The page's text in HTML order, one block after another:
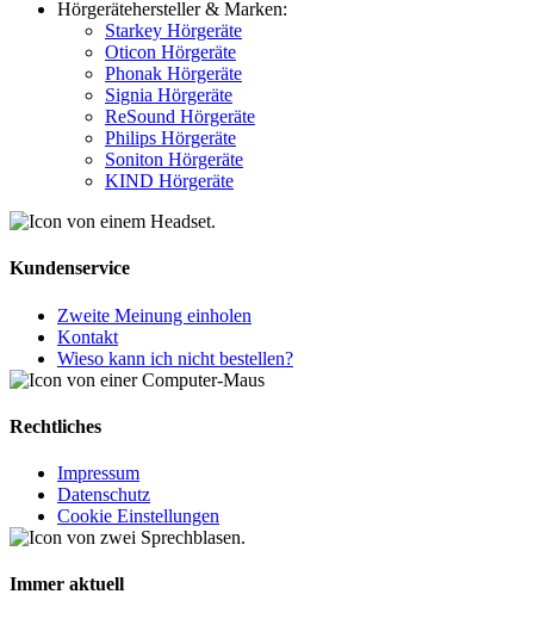
Hörgerätehersteller & Marken:
Starkey Hörgeräte
Oticon Hörgeräte
Phonak Hörgeräte
Signia Hörgeräte
ReSound Hörgeräte
Philips Hörgeräte
Soniton Hörgeräte
KIND Hörgeräte
Kundenservice
Zweite Meinung einholen
Kontakt
Wieso kann ich nicht bestellen?
Rechtliches
Impressum
Datenschutz
Cookie Einstellungen
Immer aktuell